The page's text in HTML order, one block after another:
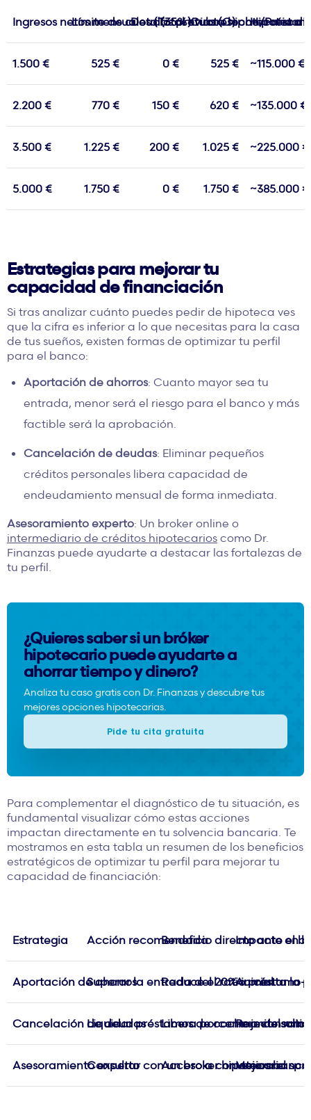
Ingresos netos mensuales (Total titulares)
Límite de cuota (35%)Deudas previas (Coche/
Cuota hipotecaria
Hipoteca
1.500 € 525 € 0 € 525 € ~115.000 €
2.200 € 770 € 150 € 620 € ~135.000 €
3.500 € 1.225 € 200 € 1.025 € ~225.000 €
5.000 € 1.750 € 0 € 1.750 € ~385.000 €
Estrategias para mejorar tu
capacidad de financiación
Si tras analizar cuánto puedes pedir de hipoteca ves
que la cifra es inferior a lo que necesitas para la casa
de tus sueños, existen formas de optimizar tu perfil
para el banco:
Aportación de ahorros: Cuanto mayor sea tu
entrada, menor será el riesgo para el banco y más
factible será la aprobación.
Cancelación de deudas: Eliminar pequeños
créditos personales libera capacidad de
endeudamiento mensual de forma inmediata.
Asesoramiento experto: Un broker online o
intermediario de créditos hipotecarios como Dr.
Finanzas puede ayudarte a destacar las fortalezas de
tu perfil.
¿Quieres saber si un bróker
hipotecario puede ayudarte a
ahorrar tiempo y dinero?
Analiza tu caso gratis con Dr. Finanzas y descubre tus
mejores opciones hipotecarias.
Pide tu cita gratuita
Para complementar el diagnóstico de tu situación, es
fundamental visualizar cómo estas acciones
impactan directamente en tu solvencia bancaria. Te
mostramos en esta tabla un resumen de los beneficios
estratégicos de optimizar tu perfil para mejorar tu
capacidad de financiación:
Estrategia Acción recomendadaBeneficio directo ante el
Impacto en
Aportación de ahorrosSuperar la entrada del 20% inicial.
Reduce el ratio préstamo-
Aumenta la
Cancelación de deudasLiquidar préstamos de coche o
Libera porcentaje del
Permite
Asesoramiento expertoConsultar con un broker hipotecario.
Acceso a convenios
Mejora el